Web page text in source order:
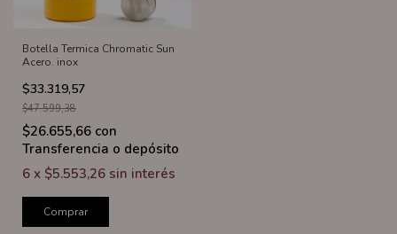
Botella Termica Chromatic Sun
Acero. inox
$33.319,57
$47.599,38
$26.655,66 con
Transferencia o depósito
6 x $5.553,26 sin interés
Comprar